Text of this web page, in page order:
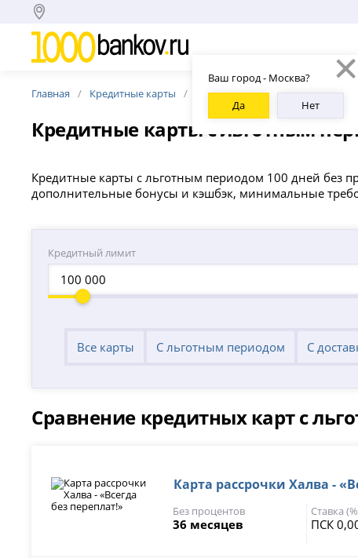
Ваш город - Москва?
Да
Нет
Главная Кредитные карты 100 дней без %
Кредитные карты с льготным
Кредитные карты с льготным периодом 100 дней без
дополнительные бонусы и кэшбэк, минимальные
Кредитный лимит
Все карты С льготным периодом С
Сравнение кредитных карт с
Карта рассрочки Халва -
Без процентов
36 месяцев
Ставка
ПСК